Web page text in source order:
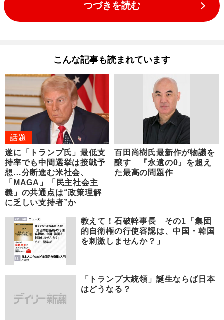
つづきを読む
こんな記事も読まれています
話題
遂に「トランプ氏」最低支
持率でも中間選挙は接戦予
想…分断進む米社会、
「MAGA」「民主社会主
義」の共通点は“政策理解
に乏しい支持者”か
百田尚樹氏最新作が物議を
醸す 『永遠の0』を超え
た最高の問題作
教えて！石破幹事長 その1「集団
的自衛権の行使容認は、中国・韓国
を刺激しませんか？」
「トランプ大統領」誕生ならば日本
はどうなる？